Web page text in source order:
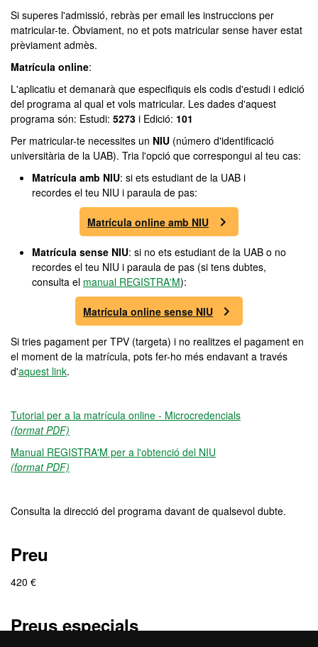
Si superes l'admissió, rebràs per email les instruccions per
matricular-te. Òbviament, no et pots matricular sense haver estat
prèviament admès.
Matrícula online:
L'aplicatiu et demanarà que especifiquis els codis d'estudi i edició
del programa al qual et vols matricular. Les dades d'aquest
programa són: Estudi: 5273 i Edició: 101
Per matricular-te necessites un NIU (número d'identificació
universitària de la UAB). Tria l'opció que correspongui al teu cas:
Matrícula amb NIU: si ets estudiant de la UAB i
recordes el teu NIU i paraula de pas:
Matrícula online amb NIU
Matrícula sense NIU: si no ets estudiant de la UAB o no
recordes el teu NIU i paraula de pas (si tens dubtes,
consulta el manual REGISTRA'M):
Matrícula online sense NIU
Si tries pagament per TPV (targeta) i no realitzes el pagament en
el moment de la matrícula, pots fer-ho més endavant a través
d'aquest link.
Tutorial per a la matrícula online - Microcredencials
(format PDF)
Manual REGISTRA'M per a l'obtenció del NIU
(format PDF)
Consulta la direcció del programa davant de qualsevol dubte.
Preu
420 €
Preus especials